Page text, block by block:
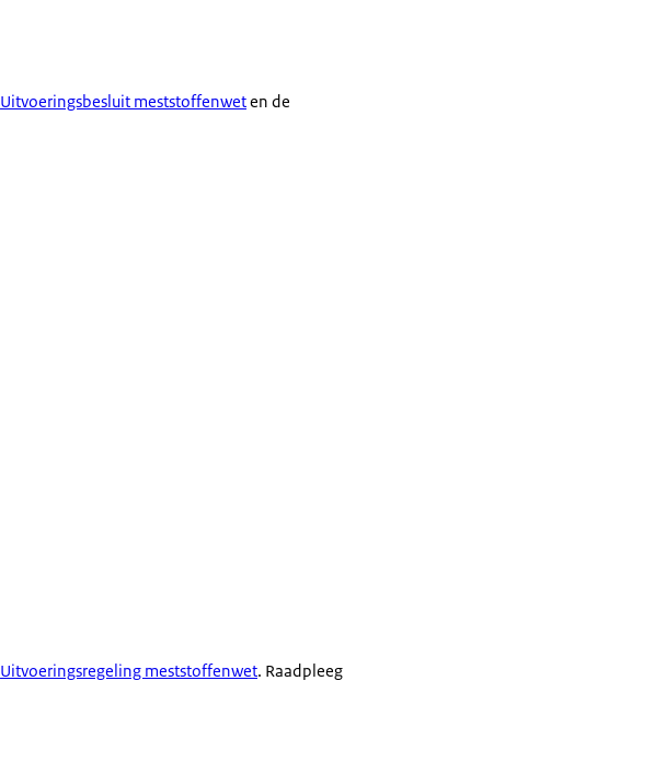
Uitvoeringsbesluit meststoffenweten de
Uitvoeringsregeling meststoffenwet. Raadpleeg